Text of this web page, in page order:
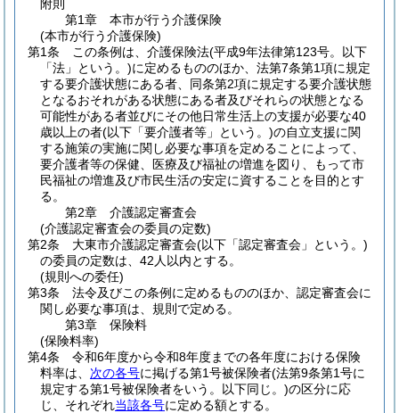
附則
第1章
本市が行う介護保険
(本市が行う介護保険)
第1条
この条例は、介護保険法(平成9年法律第123号。以下
「法」という。)に定めるもののほか、法第7条第1項に規定
する要介護状態にある者、同条第2項に規定する要介護状態
となるおそれがある状態にある者及びそれらの状態となる
可能性がある者並びにその他日常生活上の支援が必要な40
歳以上の者(以下「要介護者等」という。)の自立支援に関
する施策の実施に関し必要な事項を定めることによって、
要介護者等の保健、医療及び福祉の増進を図り、もって市
民福祉の増進及び市民生活の安定に資することを目的とす
る。
第2章
介護認定審査会
(介護認定審査会の委員の定数)
第2条
大東市介護認定審査会(以下「認定審査会」という。)
の委員の定数は、42人以内とする。
(規則への委任)
第3条
法令及びこの条例に定めるもののほか、認定審査会に
関し必要な事項は、規則で定める。
第3章
保険料
(保険料率)
第4条
令和6年度から令和8年度までの各年度における保険
料率は、 次の各号に掲げる第1号被保険者(法第9条第1号に
規定する第1号被保険者をいう。以下同じ。)の区分に応
じ、それぞれ当該各号に定める額とする。